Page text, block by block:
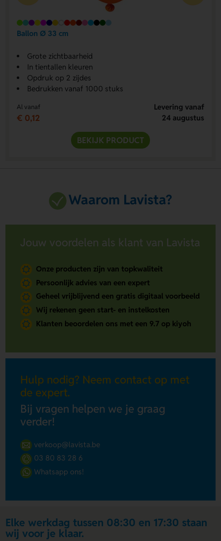
Ballon Ø 33 cm
Grote zichtbaarheid
In tientallen kleuren
Opdruk op 2 zijdes
Bedrukken vanaf 1000 stuks
Al vanaf
€ 0,12
Levering vanaf
24 augustus
BEKIJK PRODUCT
Waarom Lavista?
Jouw voordelen als klant van Lavista
Onze producten zijn van topkwaliteit
Persoonlijk advies van een expert
Geheel vrijblijvend een gratis digitaal voorbeeld
Wij rekenen geen start- en instelkosten
Klanten beoordelen ons met een 9.7 op kiyoh
Hulp nodig? Neem contact op met
de expert.
Bij vragen helpen we je graag
verder!
verkoop@lavista.be
03 80 83 28 6
Whatsapp ons!
Elke werkdag tussen 08:30 en 17:30 staan
wij voor je klaar.